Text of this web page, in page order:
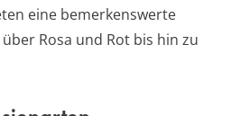
eine bemerkenswerte
Rosa und Rot bis hin zu